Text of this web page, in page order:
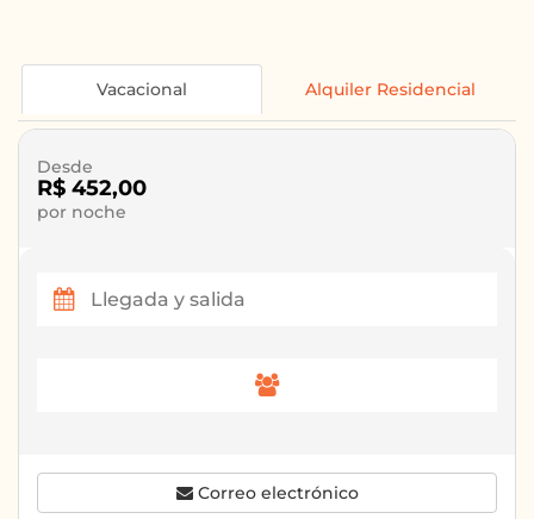
Vacacional Alquiler Residencial
Desde
R$ 452,00
por noche
Correo electrónico